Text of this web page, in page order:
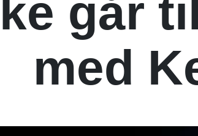
går
med